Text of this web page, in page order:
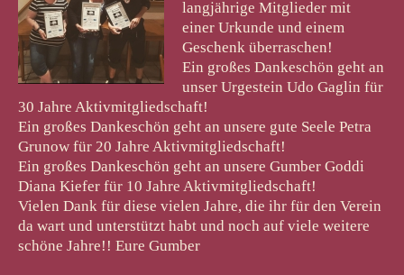
langjährige Mitglieder mit
einer Urkunde und einem
Geschenk überraschen!
Ein großes Dankeschön geht an
unser Urgestein Udo Gaglin für
30 Jahre Aktivmitgliedschaft!
Ein großes Dankeschön geht an unsere gute Seele Petra
Grunow für 20 Jahre Aktivmitgliedschaft!
Ein großes Dankeschön geht an unsere Gumber Goddi
Diana Kiefer für 10 Jahre Aktivmitgliedschaft!
Vielen Dank für diese vielen Jahre, die ihr für den Verein
da wart und unterstützt habt und noch auf viele weitere
schöne Jahre!! Eure Gumber